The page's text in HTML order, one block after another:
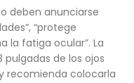
deben anunciarse
“protege
la fatiga ocular”. La
pulgadas de los ojos
recomienda colocarla